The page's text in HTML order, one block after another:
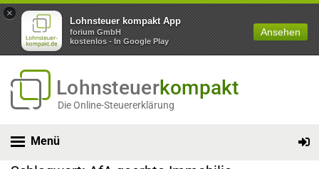
×
Lohnsteuer kompakt App
forium GmbH
kostenlos - In Google Play
Ansehen
Lohnsteuerkompakt
Die Online-Steuererklärung
Menü